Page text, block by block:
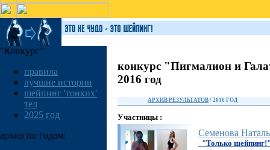
"Конкурс"
правила
лучшие истории
шейпинг 'тонких'
тел
2025 год
архив по годам:
конкурс "Пигмалион и
2016 год
АРХИВ РЕЗУЛЬТАТОВ / 2016 ГОД
Участницы :
Семенова
"Только